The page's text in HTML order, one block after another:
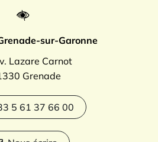
sur-Garonne
Lazare Carnot
Grenade
5 61 37 66 00